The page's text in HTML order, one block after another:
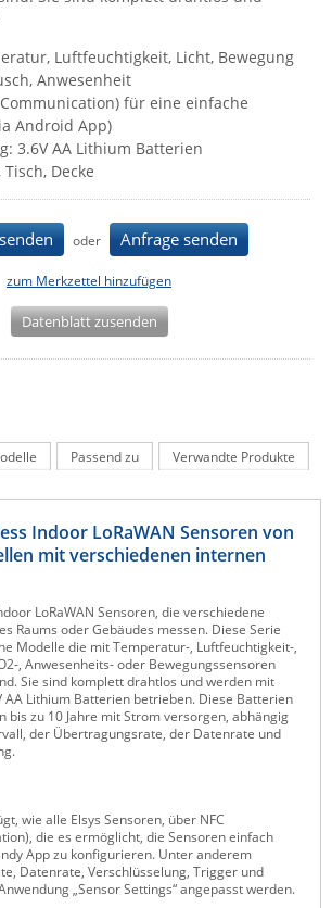
Luftfeuchtigkeit, Licht, Bewegung
Anwesenheit
für eine einfache
Android App)
3.6V AA Lithium Batterien
Decke
oder Anfrage senden
zum Merkzettel hinzufügen
Datenblatt zusenden
Passend zu
Verwandte Produkte
Indoor LoRaWAN Sensoren von
mit verschiedenen internen
LoRaWAN Sensoren, die verschiedene
Raums oder Gebäudes messen. Diese Serie
Modelle die mit Temperatur-, Luftfeuchtigkeit-,
, Anwesenheits- oder Bewegungssensoren
Sie sind komplett drahtlos und werden mit
AA Lithium Batterien betrieben. Diese Batterien
bis zu 10 Jahre mit Strom versorgen, abhängig
der Übertragungsrate, der Datenrate und
wie alle Elsys Sensoren, über NFC
die es ermöglicht, die Sensoren einfach
App zu konfigurieren. Unter anderem
Datenrate, Verschlüsselung, Trigger und
„Sensor Settings“ angepasst werden.